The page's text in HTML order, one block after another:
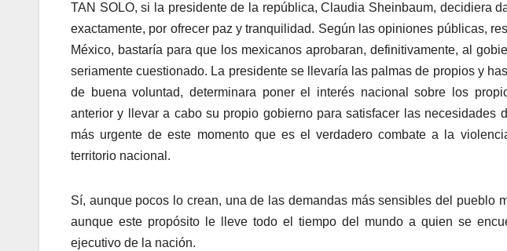
TAN SOLO, si la presidente de la república, Claudia Sheinbaum, decidiera
exactamente, por ofrecer paz y tranquilidad. Según las opiniones públicas,
México, bastaría para que los mexicanos aprobaran, definitivamente, al
seriamente cuestionado. La presidente se llevaría las palmas de propios y
de buena voluntad, determinara poner el interés nacional sobre los
anterior y llevar a cabo su propio gobierno para satisfacer las necesidades
más urgente de este momento que es el verdadero combate a la
territorio nacional.
Sí, aunque pocos lo crean, una de las demandas más sensibles del pueblo
aunque este propósito le lleve todo el tiempo del mundo a quien se
ejecutivo de la nación.